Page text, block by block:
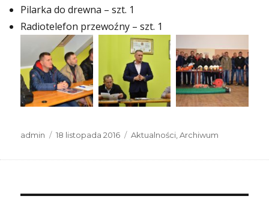
Pilarka do drewna – szt. 1
Radiotelefon przewoźny – szt. 1
Autor
admin
Data
18 listopada 2016 Kategorie
Aktualności ,Archiwum